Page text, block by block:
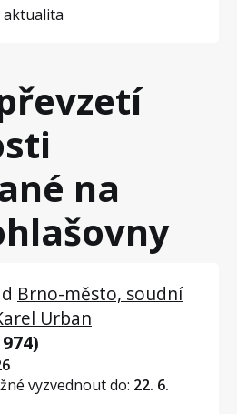
aktualita
na
Brno-město, soudní
Urban
vyzvednout do: 22. 6.